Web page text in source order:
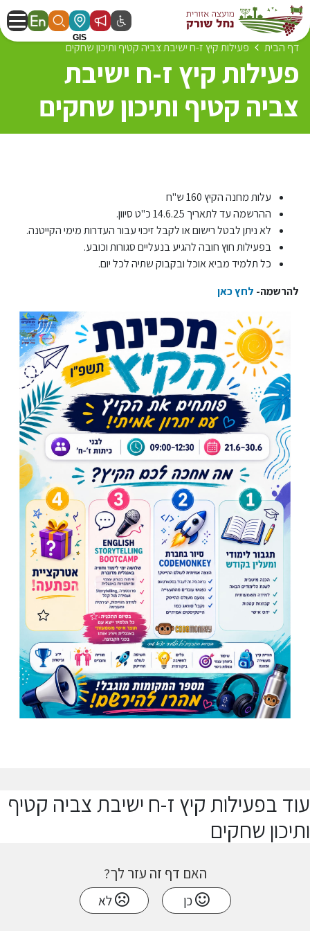
דף הבית פעילות קיץ ז-ח ישיבת צביה קטיף ותיכון שחקים
פעילות קיץ ז-ח ישיבת
צביה קטיף ותיכון שחקים
עלות מחנה הקיץ 160 ש"ח
ההרשמה עד לתאריך 14.6.25 כ"ט סיוון.
לא ניתן לבטל רישום או לקבל זיכוי עבור העדרות מימי הקייטנה.
בפעילות חוץ חובה להגיע בנעליים סגורות וכובע.
כל תלמיד מביא אוכל ובקבוק שתיה לכל יום.
להרשמה- לחץ כאן
עוד בפעילות קיץ ז-ח ישיבת צביה קטיף
ותיכון שחקים
האם דף זה עזר לך?
כן לא